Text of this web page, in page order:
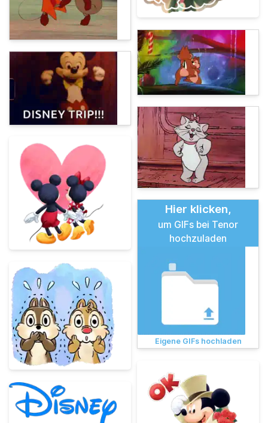
Hier klicken,
um GIFs bei Tenor
hochzuladen
Eigene GIFs hochladen